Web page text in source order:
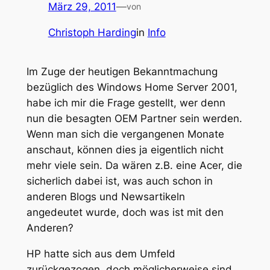
März 29, 2011—von
Christoph Hardingin Info
Im Zuge der heutigen Bekanntmachung
bezüglich des Windows Home Server 2001,
habe ich mir die Frage gestellt, wer denn
nun die besagten OEM Partner sein werden.
Wenn man sich die vergangenen Monate
anschaut, können dies ja eigentlich nicht
mehr viele sein. Da wären z.B. eine Acer, die
sicherlich dabei ist, was auch schon in
anderen Blogs und Newsartikeln
angedeutet wurde, doch was ist mit den
Anderen?
HP hatte sich aus dem Umfeld